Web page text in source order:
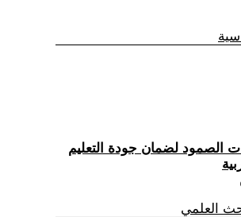
الصمود لضمان جودة التعليم
العلمي